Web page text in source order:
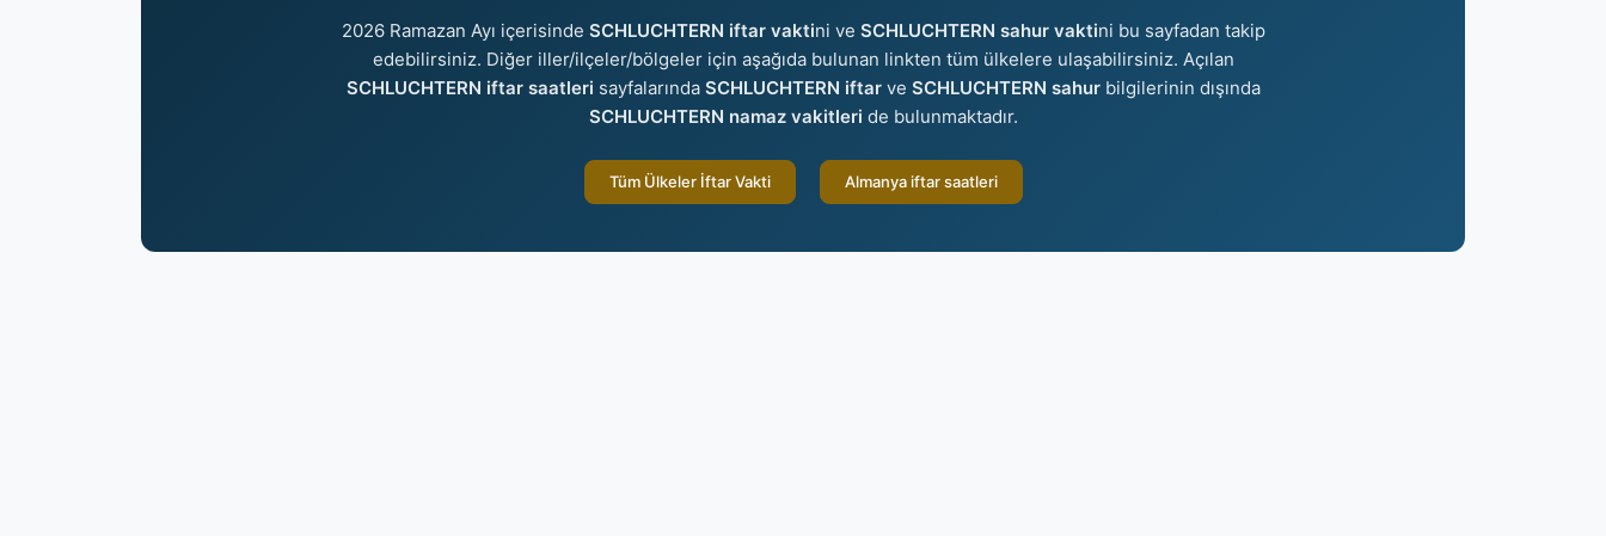
2026 Ramazan Ayı içerisinde SCHLUCHTERN iftar vaktini ve SCHLUCHTERN sahur vaktini bu sayfadan takip
edebilirsiniz. Diğer iller/ilçeler/bölgeler için aşağıda bulunan linkten tüm ülkelere ulaşabilirsiniz. Açılan
SCHLUCHTERN iftar saatleri sayfalarında SCHLUCHTERN iftarve SCHLUCHTERN sahurbilgilerinin dışında
SCHLUCHTERN namaz vakitleri de bulunmaktadır.
Tüm Ülkeler İftar Vakti Almanya iftar saatleri